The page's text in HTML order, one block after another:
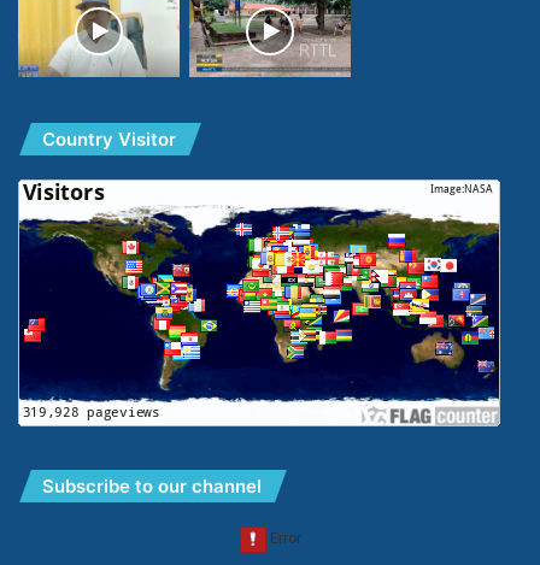
Country Visitor
Subscribe to our channel